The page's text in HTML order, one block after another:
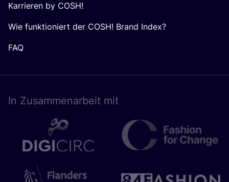
Karrieren by COSH!
Wie funktioniert der COSH! Brand Index?
FAQ
In Zusam­men­ar­beit mit